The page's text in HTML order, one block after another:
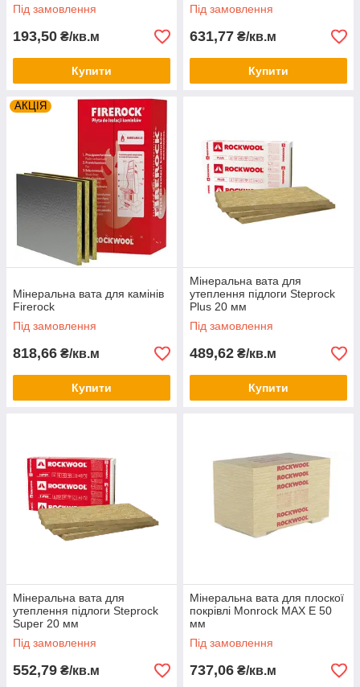
Під замовлення
193,50 ₴/кв.м
Купити
Під замовлення
631,77 ₴/кв.м
Купити
АКЦІЯ
Мінеральна вата для камінів
Firerock
Під замовлення
818,66 ₴/кв.м
Купити
Мінеральна вата для
утеплення підлоги Steprock
Plus 20 мм
Під замовлення
489,62 ₴/кв.м
Купити
Мінеральна вата для
утеплення підлоги Steprock
Super 20 мм
Під замовлення
552,79 ₴/кв.м
Мінеральна вата для плоскої
покрівлі Monrock MAX E 50
мм
Під замовлення
737,06 ₴/кв.м